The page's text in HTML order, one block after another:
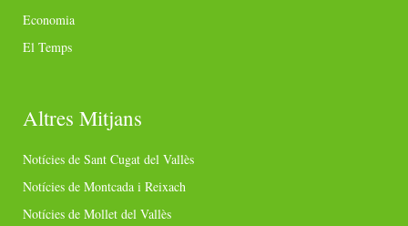
Economia
El Temps
Altres Mitjans
Notícies de Sant Cugat del Vallès
Notícies de Montcada i Reixach
Notícies de Mollet del Vallès